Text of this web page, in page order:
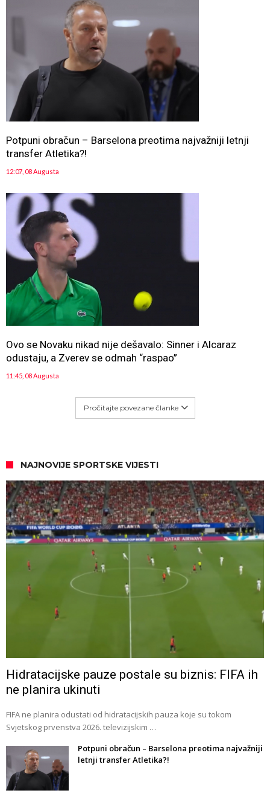
Potpuni obračun – Barselona preotima najvažniji letnji
transfer Atletika?!
12:07, 08 Augusta
Ovo se Novaku nikad nije dešavalo: Sinner i Alcaraz
odustaju, a Zverev se odmah “raspao”
11:45, 08 Augusta
Pročitajte povezane članke
NAJNOVIJE SPORTSKE VIJESTI
Hidratacijske pauze postale su biznis: FIFA ih
ne planira ukinuti
FIFA ne planira odustati od hidratacijskih pauza koje su tokom
Svjetskog prvenstva 2026. televizijskim …
Potpuni obračun – Barselona preotima najvažniji
letnji transfer Atletika?!